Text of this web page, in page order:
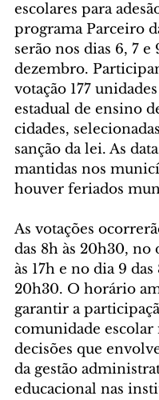
escolares para
programa Parceiro
serão nos dias 6, 7 e
dezembro.
votação 177
estadual de ensino
cidades,
sanção da lei. As
mantidas nos
houver feriados
As votações
das 8h às 20h30, no
às 17h e no dia 9 das
20h30. O horário
garantir a
comunidade escolar
decisões que
da gestão
educacional nas